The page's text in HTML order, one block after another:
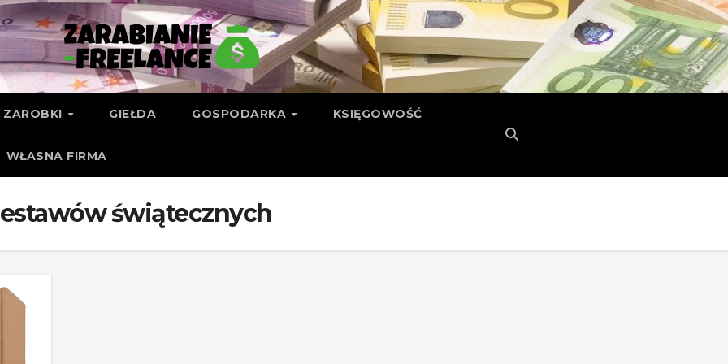
ZAROBKI GIEŁDA GOSPODARKA KSIĘGOWOŚĆ
WŁASNA FIRMA
świątecznych